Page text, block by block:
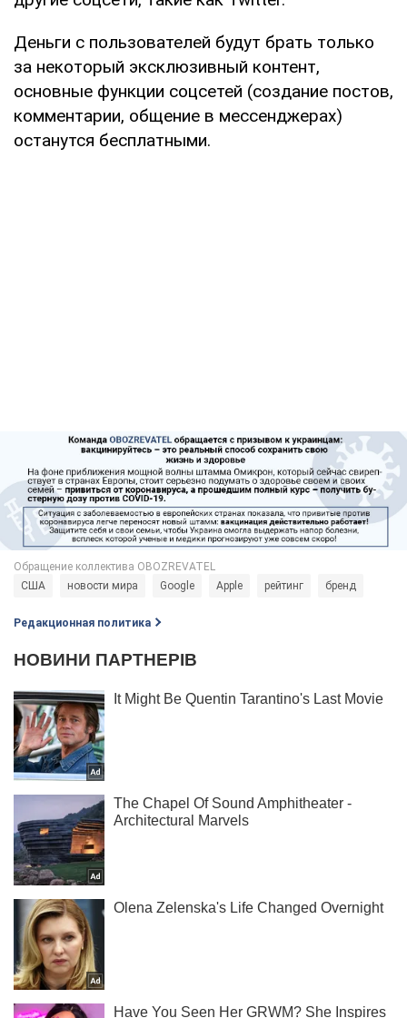
Деньги с пользователей будут брать только
за некоторый эксклюзивный контент,
основные функции соцсетей (создание постов,
комментарии, общение в мессенджерах)
останутся бесплатными.
США новости мира Google Apple рейтинг бренд
Редакционная политика